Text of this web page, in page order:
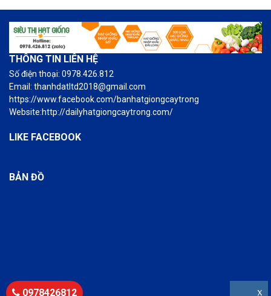
THÔNG TIN LIÊN HỆ
Số điện thoại: 0978.426.812
Email: thanhdatltd2018@gmail.com
https://www.facebook.com/banhatgiongcaytrong
Website:http://dailyhatgiongcaytrong.com/
LIKE FACEBOOK
BẢN ĐỒ
0978426812